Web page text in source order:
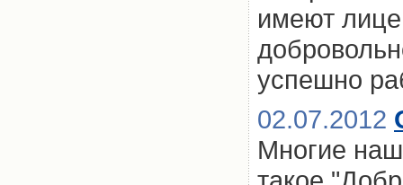
имеют
успешно
02.07.2012
Многие